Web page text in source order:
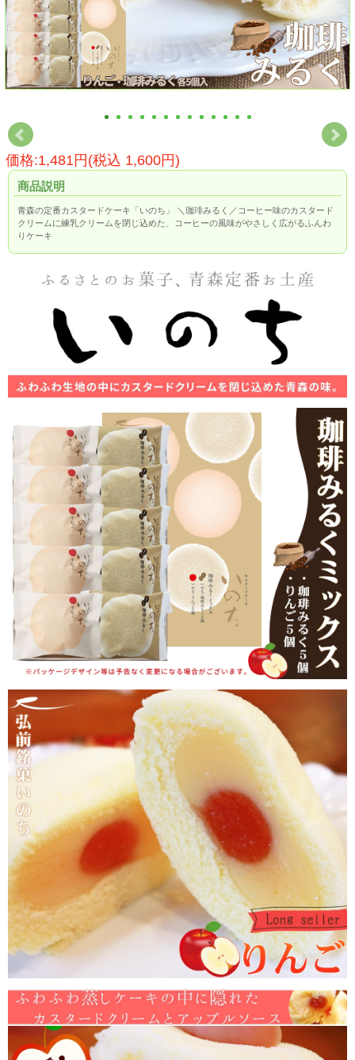
価格:1,481円(税込 1,600円)
商品説明
青森の定番カスタードケーキ「いのち」 ＼珈琲みるく／コーヒー味のカスタード
クリームに練乳クリームを閉じ込めた、コーヒーの風味がやさしく広がるふんわ
りケーキ